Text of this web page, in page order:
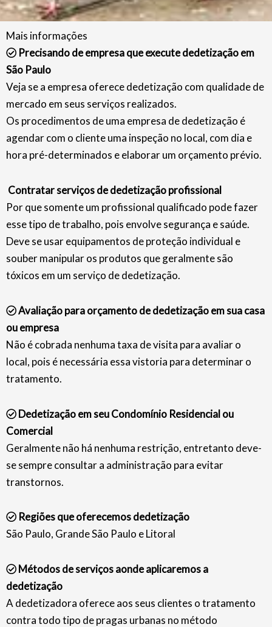
Mais informações
Precisando de empresa que execute dedetização em
São Paulo
Veja se a empresa oferece dedetização com qualidade de
mercado em seus serviços realizados.
Os procedimentos de uma empresa de dedetização é
agendar com o cliente uma inspeção no local, com dia e
hora pré-determinados e elaborar um orçamento prévio.
Contratar serviços de dedetização profissional
Por que somente um profissional qualificado pode fazer
esse tipo de trabalho, pois envolve segurança e saúde.
Deve se usar equipamentos de proteção individual e
souber manipular os produtos que geralmente são
tóxicos em um serviço de dedetização.
Avaliação para orçamento de dedetização em sua casa
ou empresa
Não é cobrada nenhuma taxa de visita para avaliar o
local, pois é necessária essa vistoria para determinar o
tratamento.
Dedetização em seu Condomínio Residencial ou
Comercial
Geralmente não há nenhuma restrição, entretanto deve-
se sempre consultar a administração para evitar
transtornos.
Regiões que oferecemos dedetização
São Paulo, Grande São Paulo e Litoral
Métodos de serviços aonde aplicaremos a
dedetização
A dedetizadora oferece aos seus clientes o tratamento
contra todo tipo de pragas urbanas no método